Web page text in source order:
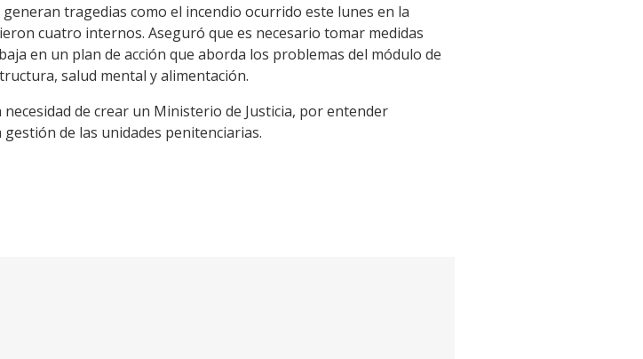
tragedias como el incendio ocurrido este lunes en la
cuatro internos. Aseguró que es necesario tomar medidas
en un plan de acción que aborda los problemas del módulo de
salud mental y alimentación.
de crear un Ministerio de Justicia, por entender
de las unidades penitenciarias.